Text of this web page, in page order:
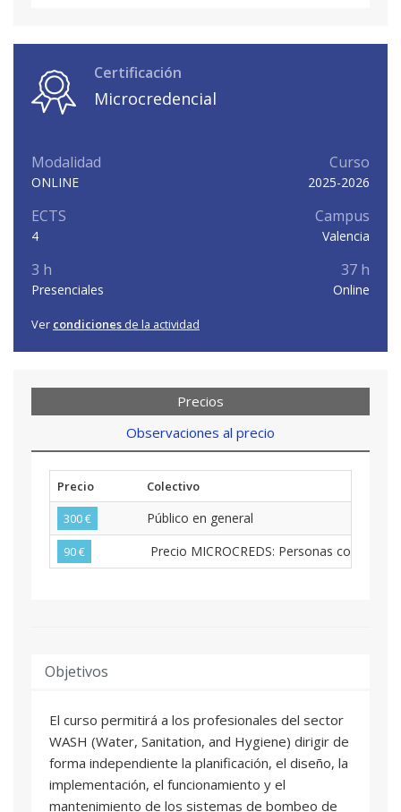
Certificación
Microcredencial
Modalidad
ONLINE
Curso
2025-2026
ECTS
4
Campus
Valencia
3 h
Presenciales
37 h
Online
Ver condiciones de la actividad
Precios
Observaciones al precio
Precio
Colectivo
300 €
Público en general
90 € Precio MICROCREDS: Personas con
Objetivos
El curso permitirá a los profesionales del sector
WASH (Water, Sanitation, and Hygiene) dirigir de
forma independiente la planificación, el diseño, la
implementación, el funcionamiento y el
mantenimiento de los sistemas de bombeo de